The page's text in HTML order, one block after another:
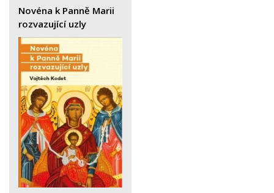
Novéna k Panně Marii
rozvazující uzly